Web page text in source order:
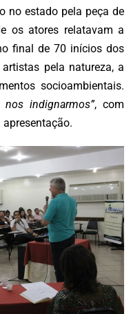
no estado pela peça de
os atores relatavam a
final de 70 inícios dos
pela natureza, a
socioambientais.
indignarmos”, com